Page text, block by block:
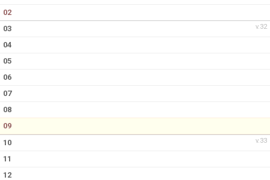
02
v.32
03
04
05
06
07
08
09
v.33
10
11
12